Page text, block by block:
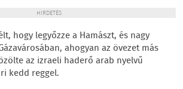
HIRDETÉS
hogy legyőzze a Hamászt, és nagy
ahogyan az övezet más
az izraeli haderő arab nyelvű
kedd reggel.